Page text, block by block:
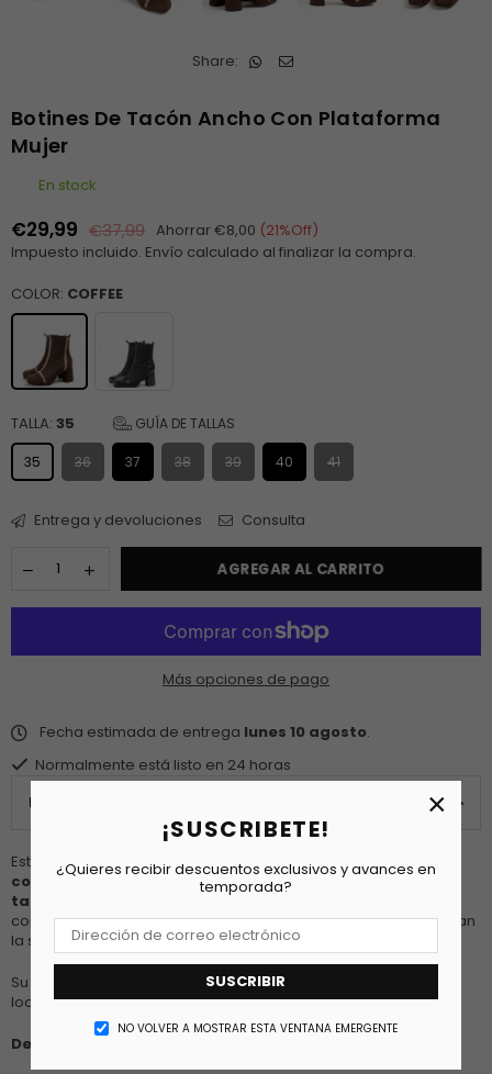
¡SUSCRIBETE!
¿Quieres recibir descuentos exclusivos y avances en
temporada?
SUSCRIBIR
NO VOLVER A MOSTRAR ESTA VENTANA EMERGENTE
×
Share:
Botines De Tacón Ancho Con Plataforma
Mujer
En stock
Precio
habitual
€29,99 €37,99 Ahorrar€8,00 (21%Off)
Impuesto incluido. Envío calculado al finalizar la compra.
COLOR: COFFEE
TALLA: 35 GUÍA DE TALLAS
35 36 37 38 39 40 41
Entrega y devoluciones Consulta
AGREGAR AL CARRITO
Más opciones de pago
Fecha estimada de entrega lunes 10 agosto.
Normalmente está listo en 24 horas
PRODUCT DETAILS
Estos botines en tonos marrón y beige combinanelegancia y
comodidad
gracias a su diseño bicolor con textura suave. El
tacón ancho con plataforma
confort, mientras que los detalles de ribete en contraste estilizan
la silueta del pie.
Su estilo versátil los convierte en un calzado ideal para elevar
looks diarios o dar un toque sofisticado a conjuntos de noche.
Detalles del producto: